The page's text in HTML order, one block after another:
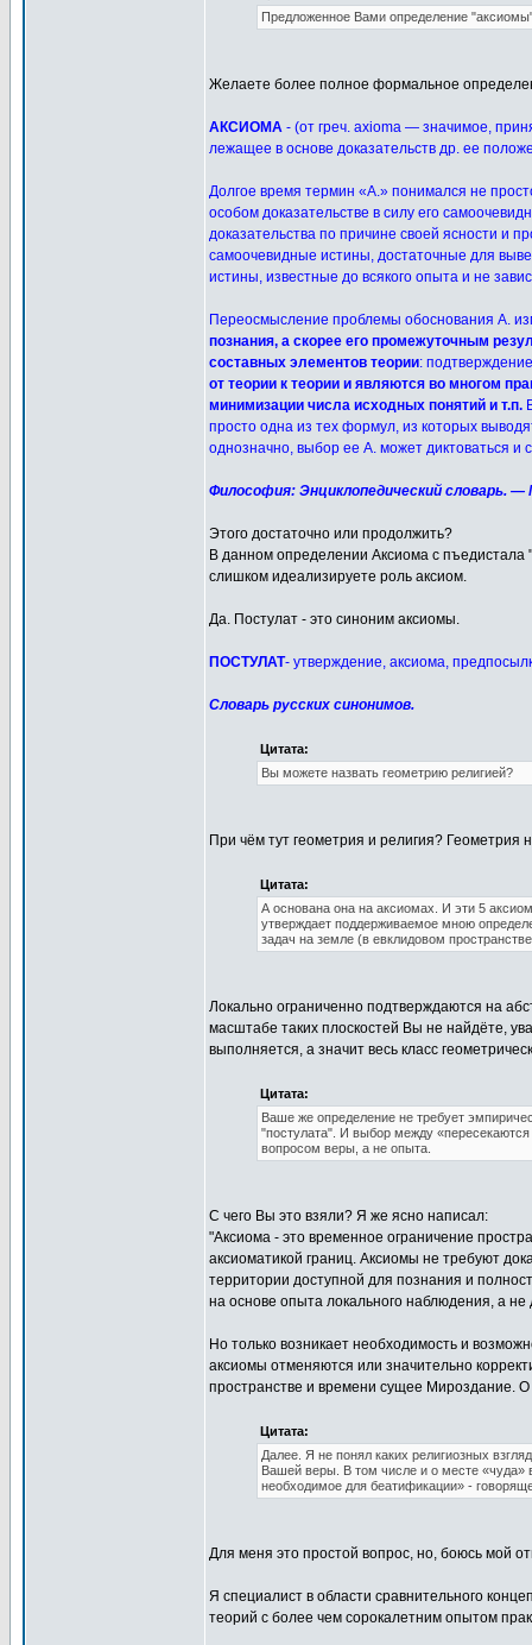
Предложенное Вами определение
Желаете более полное формальное
АКСИОМА - (от греч. axioma — значимое,
лежащее в основе доказательств др. ее
Долгое время термин «А.» понимался не
особом доказательстве в силу его
доказательства по причине своей ясности и
самоочевидные истины, достаточные для
истины, известные до всякого опыта и не
Переосмысление проблемы обоснования А.
познания, а скорее его промежуточным
составных элементов теории:
от теории к теории и являются во многом
минимизации числа исходных понятий и т.п.
просто одна из тех формул, из которых
однозначно, выбор ее А. может диктоваться
Философия: Энциклопедический словарь. —
Этого достаточно или продолжить?
В данном определении Аксиома с
слишком идеализируете роль аксиом.
Да. Постулат - это синоним аксиомы.
ПОСТУЛАТ- утверждение, аксиома,
Словарь русских синонимов.
Цитата:
Вы можете назвать геометрию религией?
При чём тут геометрия и религия?
Цитата:
А основана она на аксиомах. И эти 5
утверждает поддерживаемое мною
задач на земле (в евклидовом
Локально ограниченно подтверждаются на
масштабе таких плоскостей Вы не найдёте,
выполняется, а значит весь класс
Цитата:
Ваше же определение не требует
"постулата". И выбор между
вопросом веры, а не опыта.
С чего Вы это взяли? Я же ясно написал:
"Аксиома - это временное ограничение
аксиоматикой границ. Аксиомы не требуют
территории доступной для познания и
на основе опыта локального наблюдения, а не
Но только возникает необходимость и
аксиомы отменяются или значительно
пространстве и времени сущее Мироздание.
Цитата:
Далее. Я не понял каких религиозных
Вашей веры. В том числе и о месте «чуда»
необходимое для беатификации» -
Для меня это простой вопрос, но, боюсь мой
Я специалист в области сравнительного
теорий с более чем сорокалетним опытом